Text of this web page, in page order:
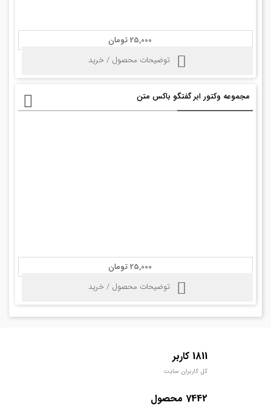
25,000 تومان
توضیحات محصول / خرید
مجموعه وکتور ابر گفتگو باکس متن
25,000 تومان
توضیحات محصول / خرید
1811 کاربر
کل کاربران سایت
7442 محصول